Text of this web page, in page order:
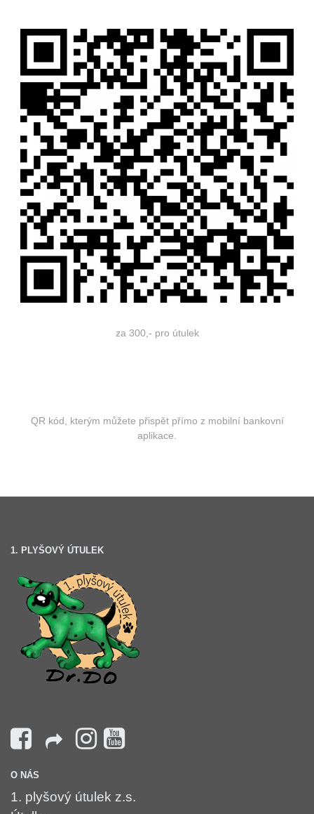
za 300,- pro útulek
QR kód, kterým můžete přispět přímo z mobilní bankovní
aplikace.
1. PLYŠOVÝ ÚTULEK
O NÁS
1. plyšový útulek z.s.